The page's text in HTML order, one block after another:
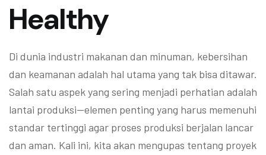
Healthy
Di dunia industri makanan dan minuman, kebersihan
dan keamanan adalah hal utama yang tak bisa ditawar.
Salah satu aspek yang sering menjadi perhatian adalah
lantai produksi—elemen penting yang harus memenuhi
standar tertinggi agar proses produksi berjalan lancar
dan aman. Kali ini, kita akan mengupas tentang proyek